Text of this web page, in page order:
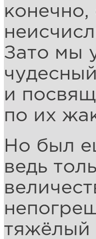
Зато мы
и
по их
Но был
ведь
тяжёлый